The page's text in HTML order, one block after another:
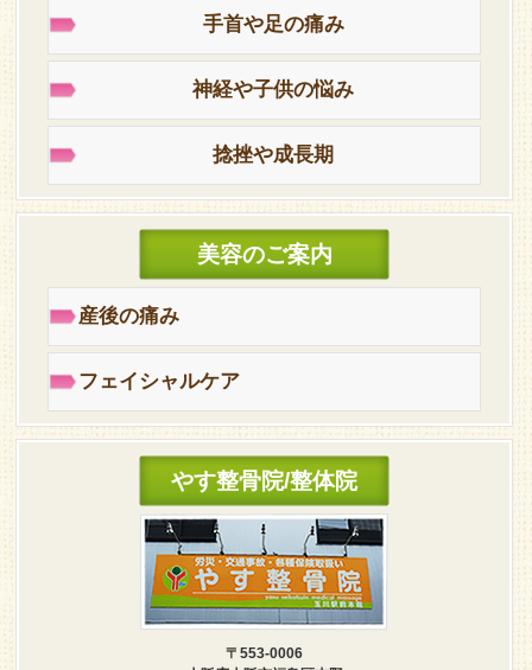
手首や足の痛み
神経や子供の悩み
捻挫や成長期
美容のご案内
産後の痛み
フェイシャルケア
やす整骨院/整体院
〒553-0006